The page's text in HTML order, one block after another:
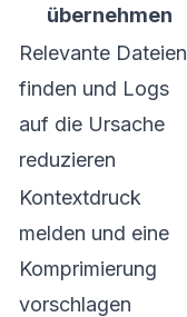
übernehmen
Relevante Dateien
finden und Logs
auf die Ursache
reduzieren
Kontextdruck
melden und eine
Komprimierung
vorschlagen